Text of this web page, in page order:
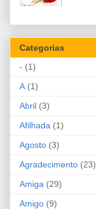
Categorias
- (1)
A (1)
Abril (3)
Afilhada (1)
Agosto (3)
Agradecimento (23)
Amiga (29)
Amigo (9)